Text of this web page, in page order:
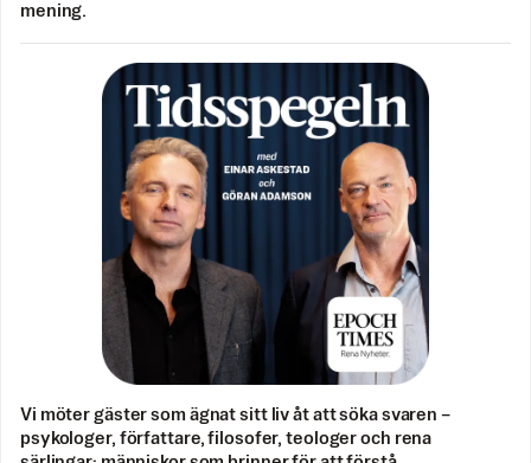
mening.
Vi möter gäster som ägnat sitt liv åt att söka svaren –
psykologer, författare, filosofer, teologer och rena